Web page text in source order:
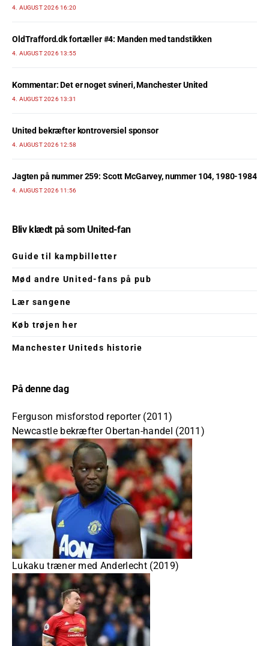
4. AUGUST 2026 16:20
OldTrafford.dk fortæller #4: Manden med tandstikken
4. AUGUST 2026 13:55
Kommentar: Det er noget svineri, Manchester United
4. AUGUST 2026 13:31
United bekræfter kontroversiel sponsor
4. AUGUST 2026 12:58
Jagten på nummer 259: Scott McGarvey, nummer 104, 1980-1984
4. AUGUST 2026 11:56
Bliv klædt på som United-fan
Guide til kampbilletter
Mød andre United-fans på pub
Lær sangene
Køb trøjen her
Manchester Uniteds historie
På denne dag
Ferguson misforstod reporter (2011)
Newcastle bekræfter Obertan-handel (2011)
Lukaku træner med Anderlecht (2019)